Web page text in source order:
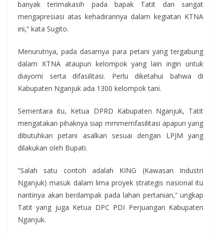
banyak terimakasih pada bapak Tatit dan sangat
mengapresiasi atas kehadirannya dalam kegiatan KTNA
ini,” kata Sugito.
Menurutnya, pada dasarnya para petani yang tergabung
dalam KTNA ataupun kelompok yang lain ingin untuk
diayomi serta difasilitasi. Perlu diketahui bahwa di
Kabupaten Nganjuk ada 1300 kelompok tani.
Sementara itu, Ketua DPRD Kabupaten Nganjuk, Tatit
mengatakan pihaknya siap mmmemfasilitasi apapun yang
dibutuhkan petani asalkan sesuai dengan LPJM yang
dilakukan oleh Bupati.
“Salah satu contoh adalah KING (Kawasan Industri
Nganjuk) masuk dalam lima proyek strategis nasional itu
nantinya akan berdampak pada lahan pertanian,” ungkap
Tatit yang juga Ketua DPC PDI Perjuangan Kabupaten
Nganjuk.